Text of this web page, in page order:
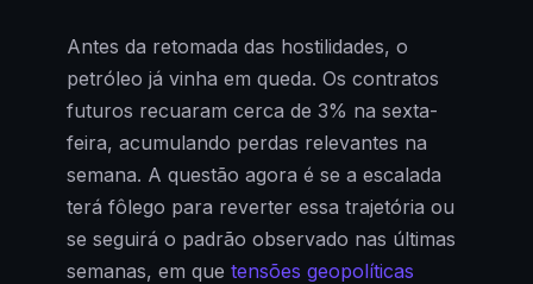
Antes da retomada das hostilidades, o
petróleo já vinha em queda. Os contratos
futuros recuaram cerca de 3% na sexta-
feira, acumulando perdas relevantes na
semana. A questão agora é se a escalada
terá fôlego para reverter essa trajetória ou
se seguirá o padrão observado nas últimas
semanas, em que tensões geopolíticas